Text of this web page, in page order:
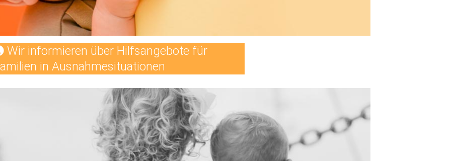
Wir informieren über Hilfsangebote für
in Ausnahmesituationen